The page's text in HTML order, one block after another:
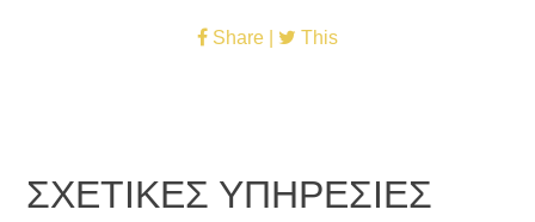
Share | This
ΣΧΕΤΙΚΕΣ ΥΠΗΡΕΣΙΕΣ